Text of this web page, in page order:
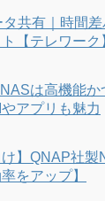
タ共有｜時間
【テレワーク
は高機能
アプリも魅力
け】QNAP社
をアップ】